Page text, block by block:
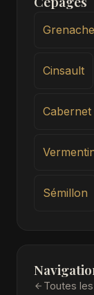
Grenache
Cinsault
Sémillon
Toutes